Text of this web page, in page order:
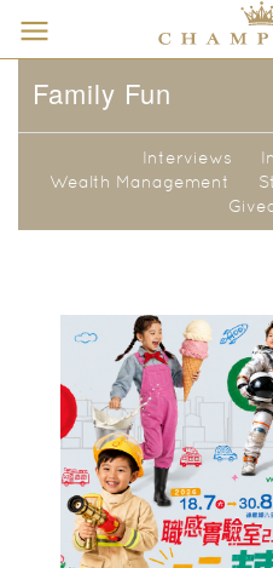
Family Fun
Interviews
Wealth Management